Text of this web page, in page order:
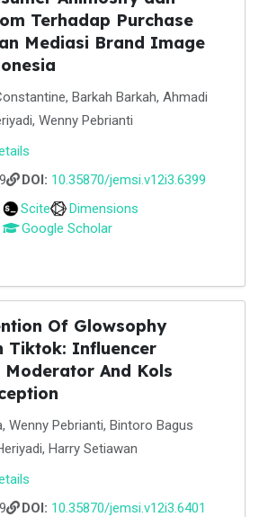
Terhadap Purchase
Mediasi Brand Image
Barkah Barkah, Ahmadi
Wenny Pebrianti
DOI: 10.35870/jemsi.v12i3.6399
Scite
Dimensions
Google Scholar
Of Glowsophy
Tiktok: Influencer
Moderator And Kols
Wenny Pebrianti, Bintoro Bagus
Harry Setiawan
DOI: 10.35870/jemsi.v12i3.6401